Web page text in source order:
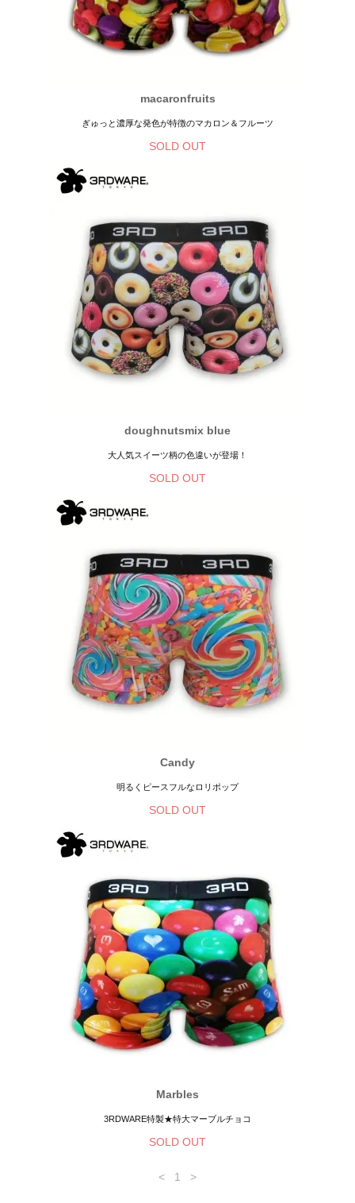
macaronfruits
ぎゅっと濃厚な発色が特徴のマカロン＆フルーツ
SOLD OUT
doughnutsmix blue
大人気スイーツ柄の色違いが登場！
SOLD OUT
Candy
明るくピースフルなロリポップ
SOLD OUT
Marbles
3RDWARE特製★特大マーブルチョコ
SOLD OUT
< 1 >